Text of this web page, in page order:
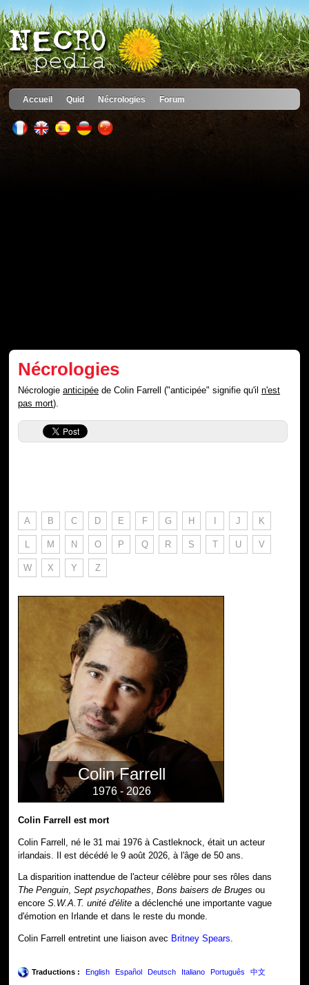
Accueil Quid Nécrologies Forum
Nécrologies
Nécrologieanticipée de Colin Farrell ("anticipée" signifie qu'iln'est
pas mort).
A B C D E F G H I J K
L M N O P Q R S T U V
W X Y Z
Colin Farrell
1976 - 2026
Colin Farrell est mort
Colin Farrell, né le 31 mai 1976 à Castleknock, était un acteur
irlandais. Il est décédé le 9 août 2026, à l'âge de 50 ans.
La disparition inattendue de l'acteur célèbre pour ses rôles dans
The Penguin,Sept psychopathes,Bons baisers de Bruges ou
encoreS.W.A.T. unité d'élite a déclenché une importante vague
d'émotion en Irlande et dans le reste du monde.
Colin Farrell entretint une liaison avec Britney Spears.
Traductions : English Español Deutsch Italiano Português 中文